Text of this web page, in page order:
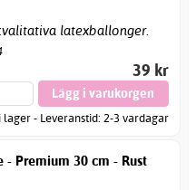
latexballonger.
39 kr
lager - Leveranstid: 2-3 vardagar
- Premium 30 cm - Rust